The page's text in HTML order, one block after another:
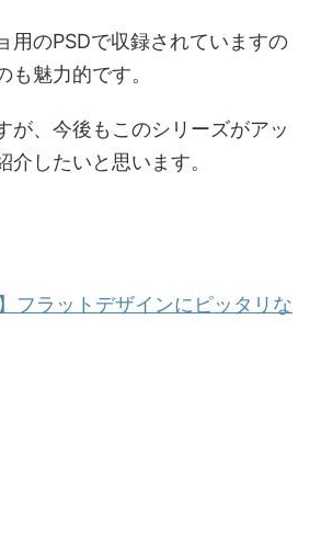
用のPSDで収録されていますの
も魅力的です。
が、今後もこのシリーズがアッ
介したいと思います。
フラットデザインにピッタリな